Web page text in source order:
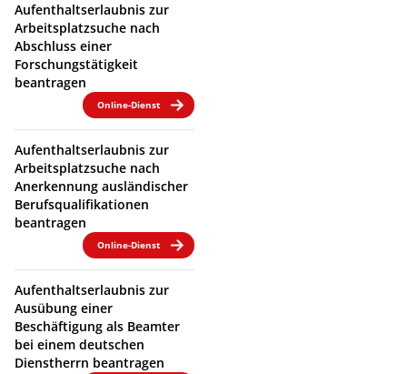
Aufenthaltserlaubnis zur
Arbeitsplatzsuche nach
Abschluss einer
Forschungstätigkeit
beantragen
Online-Dienst
Aufenthaltserlaubnis zur
Arbeitsplatzsuche nach
Anerkennung ausländischer
Berufsqualifikationen
beantragen
Online-Dienst
Aufenthaltserlaubnis zur
Ausübung einer
Beschäftigung als Beamter
bei einem deutschen
Dienstherrn beantragen